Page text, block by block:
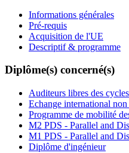
Informations générales
Pré-requis
Acquisition de l'UE
Descriptif & programme
Diplôme(s) concerné(s)
Auditeurs libres des
Echange international
Programme de mobilité
M2 PDS - Parallel and
M1 PDS - Parallel and
Diplôme d'ingénieur